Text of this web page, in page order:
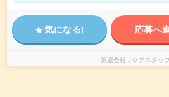
気になる! 応募へ
派遣会社 ケアスタッ